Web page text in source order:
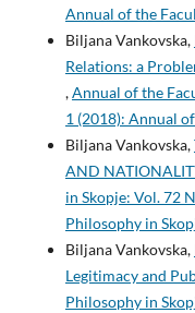
Annual of the
Biljana Vankovska,
Relations: a
,Annual of the
1 (2018): Annual
Biljana Vankovska,
AND
in Skopje: Vol. 72
Philosophy in
Biljana Vankovska,
Legitimacy and
Philosophy in